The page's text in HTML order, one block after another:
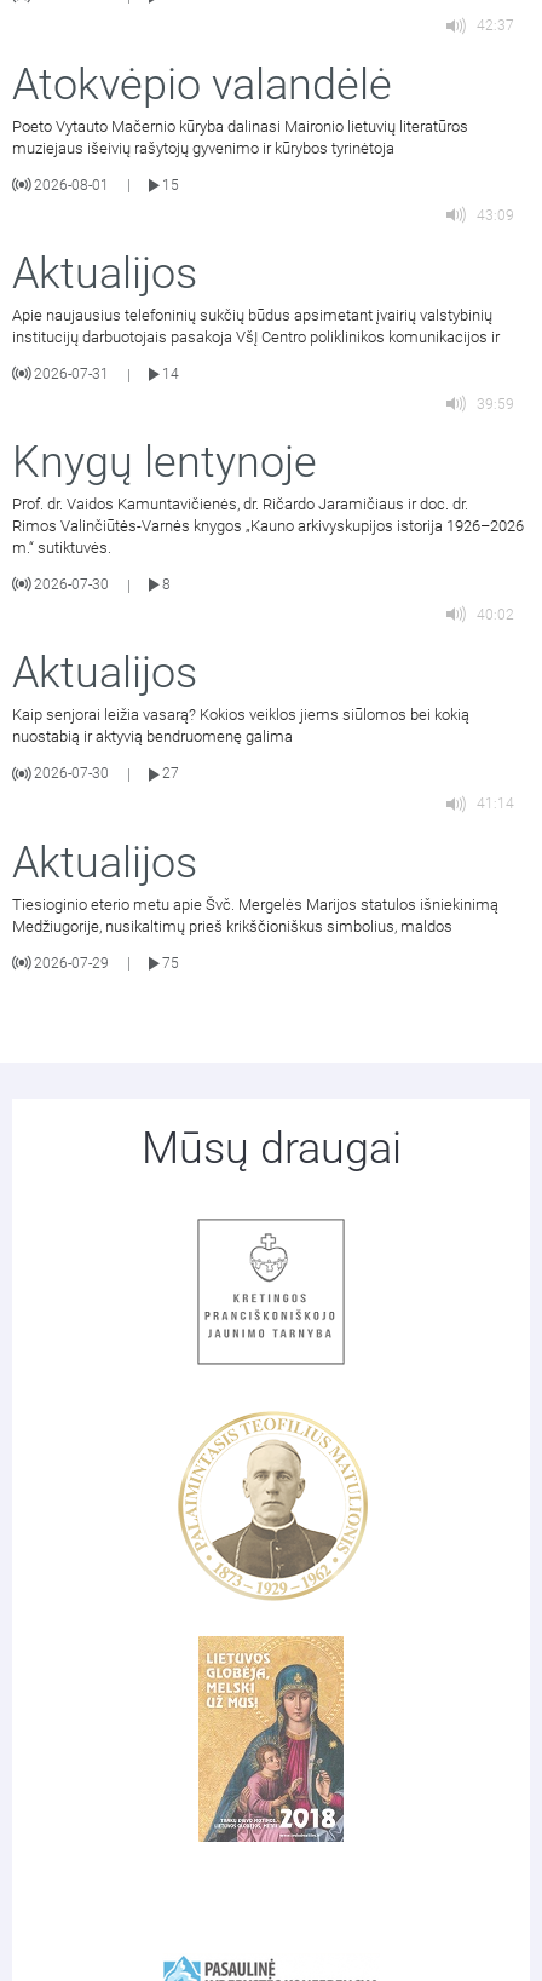
42:37
Atokvėpio valandėlė
Poeto Vytauto Mačernio kūryba dalinasi Maironio lietuvių literatūros
muziejaus išeivių rašytojų gyvenimo ir kūrybos tyrinėtoja
2026-08-01
15
43:09
Aktualijos
Apie naujausius telefoninių sukčių būdus apsimetant įvairių valstybinių
institucijų darbuotojais pasakoja VšĮ Centro poliklinikos komunikacijos ir
2026-07-31 |
14
39:59
Knygų lentynoje
Prof. dr. Vaidos Kamuntavičienės, dr. Ričardo Jaramičiaus ir doc. dr.
Rimos Valinčiūtės-Varnės knygos „Kauno arkivyskupijos istorija 1926–2026
m.“ sutiktuvės.
2026-07-30 |
8
40:02
Aktualijos
Kaip senjorai leižia vasarą? Kokios veiklos jiems siūlomos bei kokią
nuostabią ir aktyvią bendruomenę galima
2026-07-30
27
41:14
Aktualijos
Tiesioginio eterio metu apie Švč. Mergelės Marijos statulos išniekinimą
Medžiugorije, nusikaltimų prieš krikščioniškus simbolius, maldos
2026-07-29 75
Mūsų draugai